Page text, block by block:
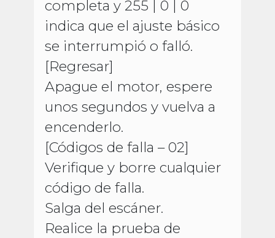
completa y 255 | 0 | 0
indica que el ajuste básico
se interrumpió o falló.
[Regresar]
Apague el motor, espere
unos segundos y vuelva a
encenderlo.
[Códigos de falla – 02]
Verifique y borre cualquier
código de falla.
Salga del escáner.
Realice la prueba de